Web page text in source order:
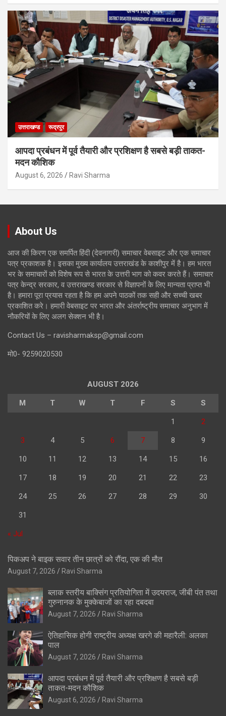
उत्तराखण्ड रूद्रपुर
आपदा प्रबंधन में पूर्व तैयारी और प्रशिक्षण है सबसे बड़ी ताकत-
मदन कौशिक
August 6, 2026 Ravi Sharma
About Us
आज की किरण एक समर्पित हिंदी (देवनागरी) समाचार वेबसाइट और एक समाचार
पत्र प्रकाशक है। इसका मुख्य कार्यालय उत्तराखंड के काशीपुर में है। हम भारत
भर के समाचारों को विशेष रूप से भारत के उत्तरी भाग को कवर करते हैं। समाचार
पत्र केन्द्र सरकार, व उत्तराखण्ड सरकार से विज्ञापनों के लिए मान्यता प्राप्त भी
है। हमारा पूरा प्रयास रहता है कि हम अपने पाठकों तक सही और सच्ची खबर
प्रकाशित करे। हमारी वेबसाइट पर भारत और अंतर्राष्ट्रीय समाचार अनुभाग में
नौकरियों के लिए अलग सेक्शन भी है।
Contact Us – ravisharmaksp@gmail.com
मो0- 9259020530
AUGUST 2026
M T W T F S S
1 2
3 4 5 6 7 8 9
10 11 12 13 14 15 16
17 18 19 20 21 22 23
24 25 26 27 28 29 30
31
« Jul
पिकअप ने बाइक सवार तीन छात्रों को रौंदा, एक की मौत
August 7, 2026 Ravi Sharma
ब्लाक स्तरीय बाक्सिंग प्रतियोगिता में उदयराज, जीबी पंत तथा
गुरुनानक के मुक्केबाजों का रहा दबदबा
August 7, 2026 Ravi Sharma
ऐतिहासिक होगी राष्ट्रीय अध्यक्ष खरगे की महारैली: अलका
पाल
August 7, 2026 Ravi Sharma
आपदा प्रबंधन में पूर्व तैयारी और प्रशिक्षण है सबसे बड़ी
ताकत-मदन कौशिक
August 6, 2026 Ravi Sharma